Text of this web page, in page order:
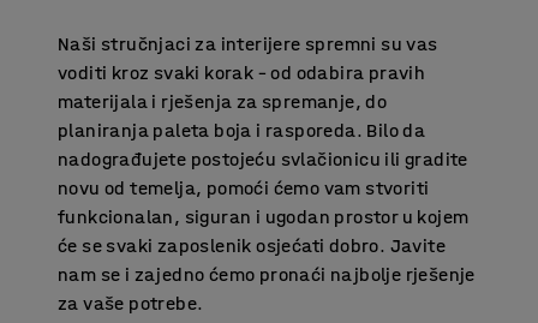
Naši stručnjaci za interijere spremni su vas
voditi kroz svaki korak – od odabira pravih
materijala i rješenja za spremanje, do
planiranja paleta boja i rasporeda. Bilo da
nadograđujete postojeću svlačionicu ili gradite
novu od temelja, pomoći ćemo vam stvoriti
funkcionalan, siguran i ugodan prostor u kojem
će se svaki zaposlenik osjećati dobro. Javite
nam se i zajedno ćemo pronaći najbolje rješenje
za vaše potrebe.